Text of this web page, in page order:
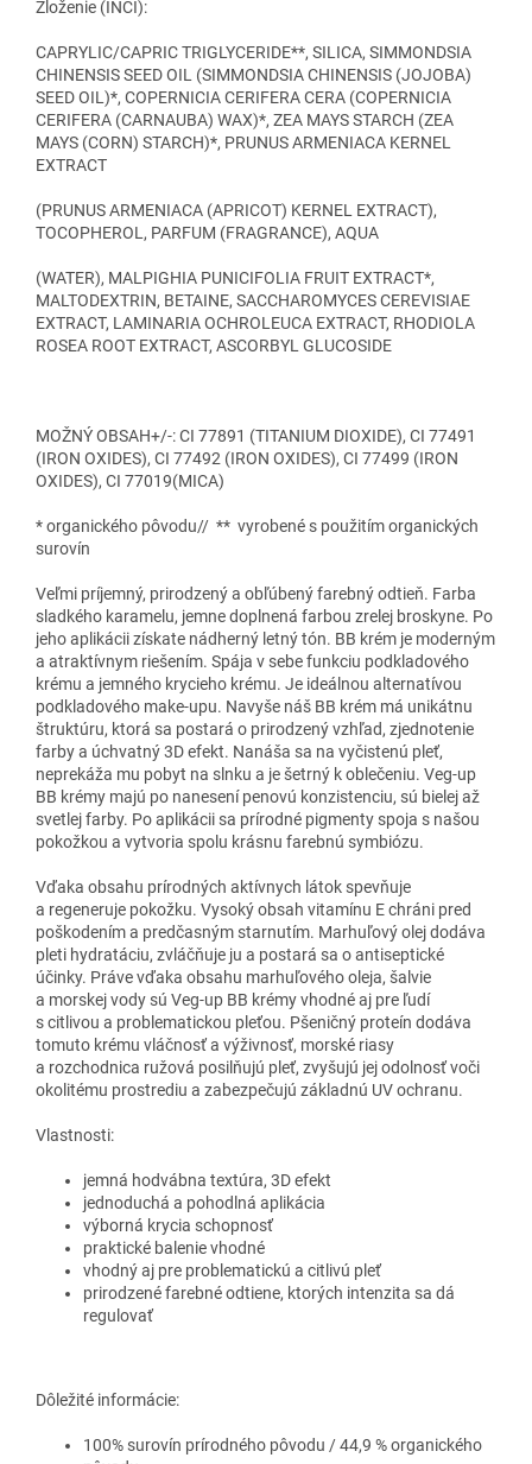
Zloženie (INCI):
CAPRYLIC/CAPRIC TRIGLYCERIDE**, SILICA, SIMMONDSIA
CHINENSIS SEED OIL (SIMMONDSIA CHINENSIS (JOJOBA)
SEED OIL)*, COPERNICIA CERIFERA CERA (COPERNICIA
CERIFERA (CARNAUBA) WAX)*, ZEA MAYS STARCH (ZEA
MAYS (CORN) STARCH)*, PRUNUS ARMENIACA KERNEL
EXTRACT
(PRUNUS ARMENIACA (APRICOT) KERNEL EXTRACT),
TOCOPHEROL, PARFUM (FRAGRANCE), AQUA
(WATER), MALPIGHIA PUNICIFOLIA FRUIT EXTRACT*,
MALTODEXTRIN, BETAINE, SACCHAROMYCES CEREVISIAE
EXTRACT, LAMINARIA OCHROLEUCA EXTRACT, RHODIOLA
ROSEA ROOT EXTRACT, ASCORBYL GLUCOSIDE
MOŽNÝ OBSAH+/-: CI 77891 (TITANIUM DIOXIDE), CI 77491
(IRON OXIDES), CI 77492 (IRON OXIDES), CI 77499 (IRON
OXIDES), CI 77019(MICA)
* organického pôvodu// ** vyrobené s použitím organických
surovín
Veľmi príjemný, prirodzený a obľúbený farebný odtieň. Farba
sladkého karamelu, jemne doplnená farbou zrelej broskyne. Po
jeho aplikácii získate nádherný letný tón. BB krém je moderným
a atraktívnym riešením. Spája v sebe funkciu podkladového
krému a jemného krycieho krému. Je ideálnou alternatívou
podkladového make-upu. Navyše náš BB krém má unikátnu
štruktúru, ktorá sa postará o prirodzený vzhľad, zjednotenie
farby a úchvatný 3D efekt. Nanáša sa na vyčistenú pleť,
neprekáža mu pobyt na slnku a je šetrný k oblečeniu. Veg-up
BB krémy majú po nanesení penovú konzistenciu, sú bielej až
svetlej farby. Po aplikácii sa prírodné pigmenty spoja s našou
pokožkou a vytvoria spolu krásnu farebnú symbiózu.
Vďaka obsahu prírodných aktívnych látok spevňuje
a regeneruje pokožku. Vysoký obsah vitamínu E chráni pred
poškodením a predčasným starnutím. Marhuľový olej dodáva
pleti hydratáciu, zvláčňuje ju a postará sa o antiseptické
účinky. Práve vďaka obsahu marhuľového oleja, šalvie
a morskej vody sú Veg-up BB krémy vhodné aj pre ľudí
s citlivou a problematickou pleťou. Pšeničný proteín dodáva
tomuto krému vláčnosť a výživnosť, morské riasy
a rozchodnica ružová posilňujú pleť, zvyšujú jej odolnosť voči
okolitému prostrediu a zabezpečujú základnú UV ochranu.
Vlastnosti:
jemná hodvábna textúra, 3D efekt
jednoduchá a pohodlná aplikácia
výborná krycia schopnosť
praktické balenie vhodné
vhodný aj pre problematickú a citlivú pleť
prirodzené farebné odtiene, ktorých intenzita sa dá
regulovať
Dôležité informácie:
100% surovín prírodného pôvodu / 44,9 % organického